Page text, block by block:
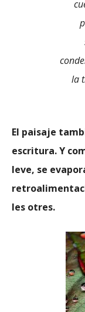
la
El paisaje
escritura. Y
leve, se
les otres.